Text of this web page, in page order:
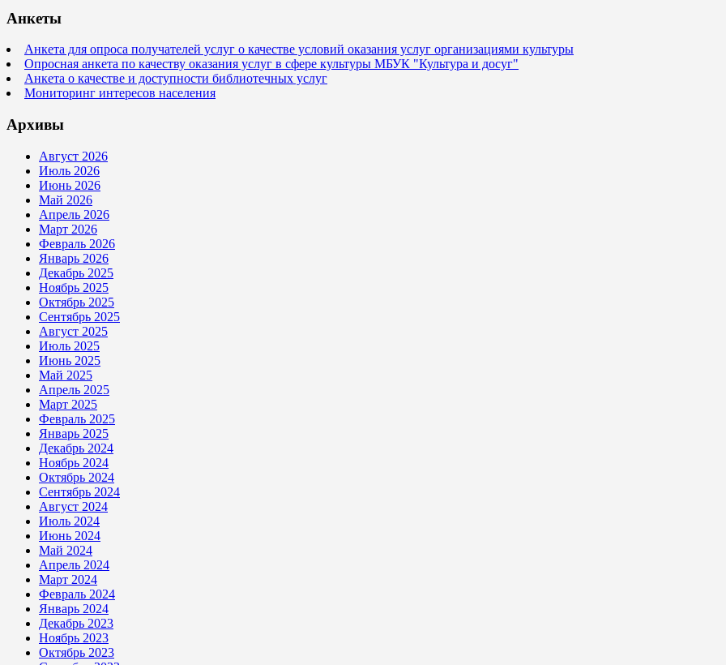
Анкеты
Анкета для опроса получателей услуг о качестве условий оказания услуг организациями культуры
Опросная анкета по качеству оказания услуг в сфере культуры МБУК "Культура и досуг"
Анкета о качестве и доступности библиотечных услуг
Мониторинг интересов населения
Архивы
Август 2026
Июль 2026
Июнь 2026
Май 2026
Апрель 2026
Март 2026
Февраль 2026
Январь 2026
Декабрь 2025
Ноябрь 2025
Октябрь 2025
Сентябрь 2025
Август 2025
Июль 2025
Июнь 2025
Май 2025
Апрель 2025
Март 2025
Февраль 2025
Январь 2025
Декабрь 2024
Ноябрь 2024
Октябрь 2024
Сентябрь 2024
Август 2024
Июль 2024
Июнь 2024
Май 2024
Апрель 2024
Март 2024
Февраль 2024
Январь 2024
Декабрь 2023
Ноябрь 2023
Октябрь 2023